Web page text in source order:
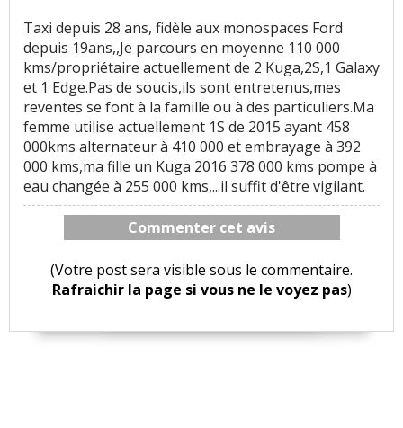
Taxi depuis 28 ans, fidèle aux monospaces Ford
depuis 19ans,,Je parcours en moyenne 110 000
kms/propriétaire actuellement de 2 Kuga,2S,1 Galaxy
et 1 Edge.Pas de soucis,ils sont entretenus,mes
reventes se font à la famille ou à des particuliers.Ma
femme utilise actuellement 1S de 2015 ayant 458
000kms alternateur à 410 000 et embrayage à 392
000 kms,ma fille un Kuga 2016 378 000 kms pompe à
eau changée à 255 000 kms,...il suffit d'être vigilant.
Commenter cet avis
(Votre post sera visible sous le commentaire.
Rafraichir la page si vous ne le voyez pas)